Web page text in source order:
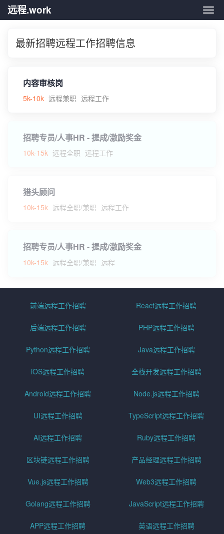
远
远程.work
最新招聘远程工作招聘信息
内容审核岗
5k-10k 远程兼职 远程工作
招聘专员/人事HR - 提成/激励奖金
10k-15k 远程全职 远程工作
猎头顾问
10k-15k 远程全职/兼职 远程工作
招聘专员/人事HR - 提成/激励奖金
10k-15k 远程全职/兼职 远程
前端远程工作招聘 React远程工作招聘
后端远程工作招聘 PHP远程工作招聘
Python远程工作招聘 Java远程工作招聘
iOS远程工作招聘 全栈开发远程工作招聘
Android远程工作招聘 Node.js远程工作招聘
UI远程工作招聘 TypeScript远程工作招聘
AI远程工作招聘 Ruby远程工作招聘
区块链远程工作招聘 产品经理远程工作招聘
Vue.js远程工作招聘 Web3远程工作招聘
Golang远程工作招聘 JavaScript远程工作招聘
APP远程工作招聘 英语远程工作招聘